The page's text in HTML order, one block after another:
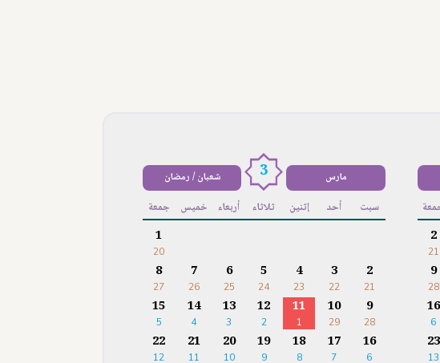
2
21
9
28
16
6
23
13
مارس 3 شعبان / رمضان
سبت أحد إثنين ثلاثاء أربعاء خميس جمعة
1
20
2
21
3
22
4
23
5
24
6
25
7
26
8
27
9
28
10
29
11
1
12
2
13
3
14
4
15
5
16
6
17
7
18
8
19
9
20
10
21
11
22
12